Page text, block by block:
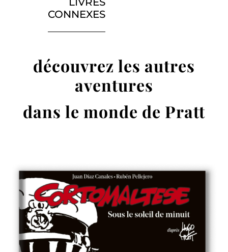
CONNEXES
découvrez les autres
aventures
dans le monde de Pratt